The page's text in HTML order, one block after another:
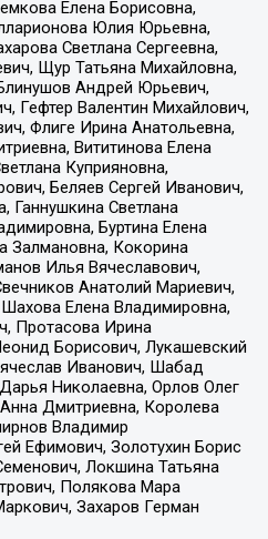
Елена Борисовна,
Юлия Юрьевна,
Светлана Сергеевна,
Щур Татьяна Михайловна,
Андрей Юрьевич,
Гефтер Валентин Михайлович,
Флиге Ирина Анатольевна,
Вититинова Елена
Куприяновна,
Беляев Сергей Иванович,
Ганнушкина Светлана
Буртина Елена
Залмановна, Кокорина
Илья Вячеславович,
Анатолий Мариевич,
Елена Владимировна,
Протасова Ирина
Борисович, Лукашевский
Иванович, Шабад
Николаевна, Орлов Олег
Дмитриевна, Королева
Владимир
Ефимович, Золотухин Борис
Локшина Татьяна
Полякова Мара
Захаров Герман